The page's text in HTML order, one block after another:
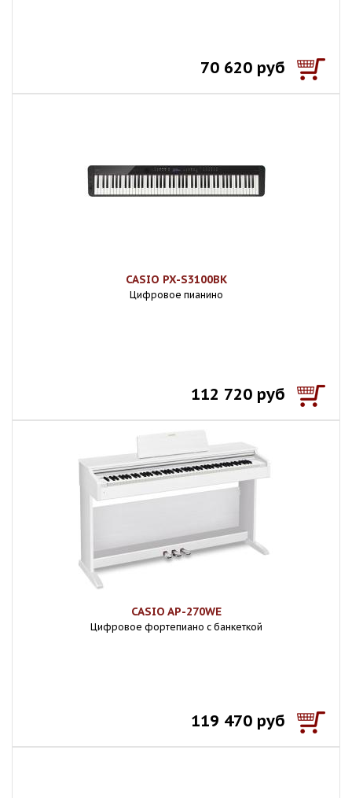
70 620 руб
CASIO PX-S3100BK
Цифровое пианино
112 720 руб
CASIO AP-270WE
Цифровое фортепиано с банкеткой
119 470 руб